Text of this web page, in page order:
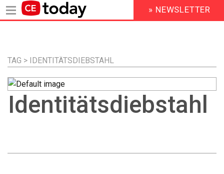
Inhalt
HEADER
MENU
» NEWSLETTER
TAG > IDENTITÄTSDIEBSTAHL
Identitätsdiebstahl